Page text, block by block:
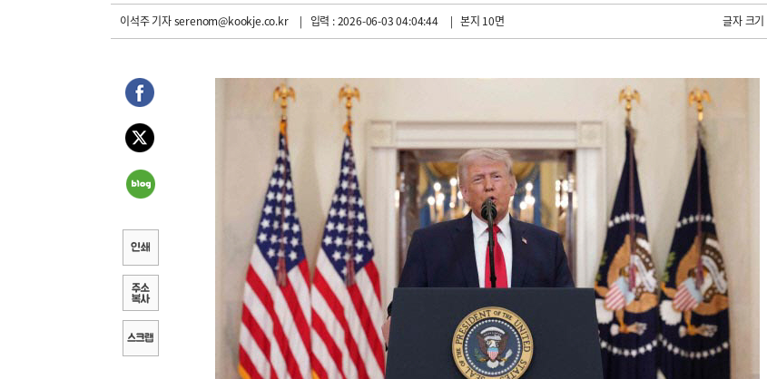
이석주 기자serenom@kookje.co.kr | 입력 : 2026-06-03 04:04:44 | 본지 10면 글자 크기